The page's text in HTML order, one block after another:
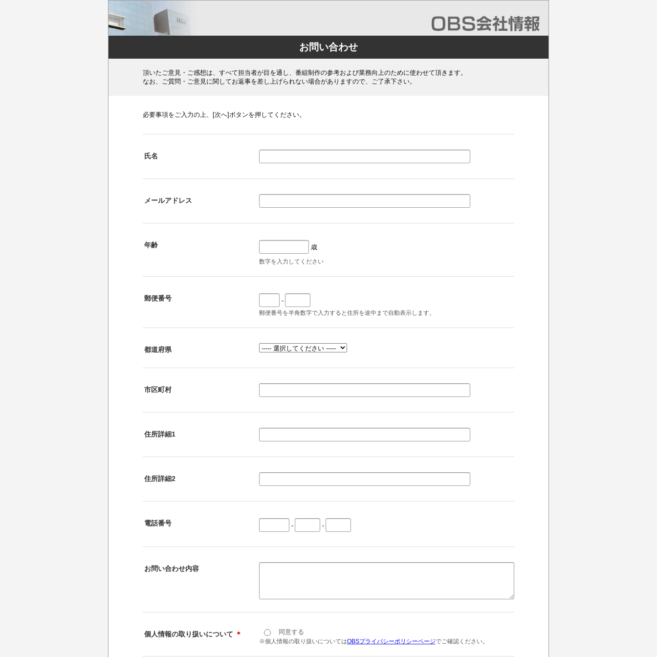
お問い合わせ
頂いたご意見・ご感想は、すべて担当者が目を通し、番組制作の参考および業務向上のために使わせて頂きます。
なお、ご質問・ご意見に関してお返事を差し上げられない場合がありますので、ご了承下さい。
必要事項をご入力の上、[次へ]ボタンを押してください。
氏名
メールアドレス
年齢 歳
数字を入力してください
郵便番号 -
郵便番号を半角数字で入力すると住所を途中まで自動表示します。
都道府県
市区町村
住所詳細1
住所詳細2
電話番号 - -
お問い合わせ内容
個人情報の取り扱いについて ＊ 同意する
※個人情報の取り扱いについてはOBSプライバシーポリシーページでご確認ください。